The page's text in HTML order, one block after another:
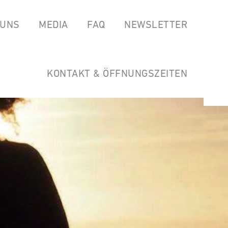
MEDIA FAQ NEWSLETTER
KONTAKT & ÖFFNUNGSZEITEN